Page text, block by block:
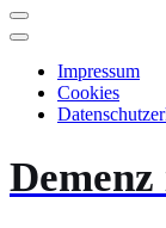
Impressum
Cookies